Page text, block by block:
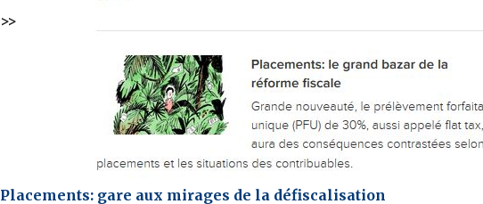
>>
Placements: gare aux mirages de la défiscalisation